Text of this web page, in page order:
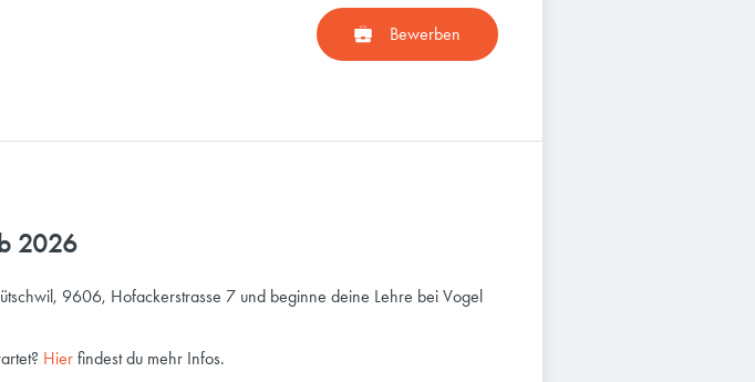
Bewerben
2026
9606, Hofackerstrasse 7 und beginne deine Lehre bei Vogel
Hier findest du mehr Infos.